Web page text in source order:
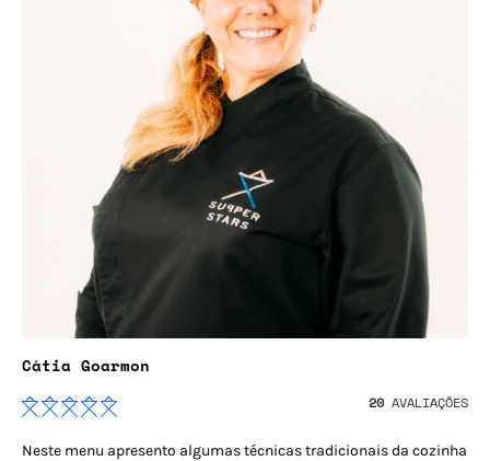
Cátia Goarmon
20AVALIAÇÕES
Neste menu apresento algumas técnicas tradicionais da cozinha